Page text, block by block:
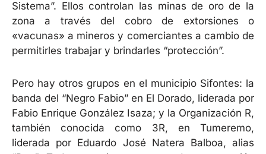
Sistema”. Ellos controlan las minas de oro de la
zona a través del cobro de extorsiones o
«vacunas» a mineros y comerciantes a cambio de
permitirles trabajar y brindarles “protección”.
Pero hay otros grupos en el municipio Sifontes: la
banda del “Negro Fabio” en El Dorado, liderada por
Fabio Enrique González Isaza; y la Organización R,
también conocida como 3R, en Tumeremo,
liderada por Eduardo José Natera Balboa, alias